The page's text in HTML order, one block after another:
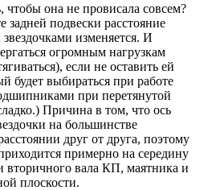
чтобы она не провисала совсем?
задней подвески расстояние
изменяется. И
огромным нагрузкам
если не оставить ей
будет выбираться при работе
при перетянутой
Причина в том, что ось
на большинстве
друг от друга, поэтому
примерно на середину
вторичного вала КП, маятника и
плоскости.